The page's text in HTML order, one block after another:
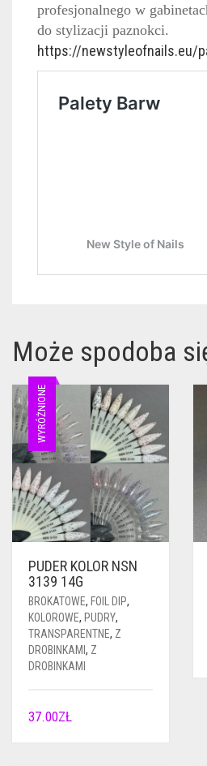
profesjonalnego w
do stylizacji paznokci.
https://newstyleofnails.eu/
Może spodoba
WYRÓŻNIONE
PUDER KOLOR NSN
3139 14G
BROKATOWE, FOIL DIP,
KOLOROWE, PUDRY,
TRANSPARENTNE, Z
DROBINKAMI , Z
DROBINKAMI
37.00ZŁ